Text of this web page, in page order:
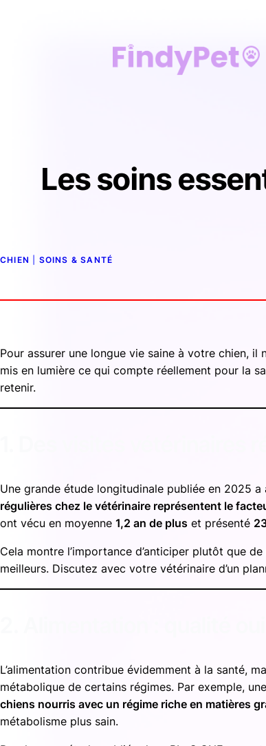
Les soins
CHIEN SOINS & SANTÉ
Pour assurer une longue vie saine à votre chien,
mis en lumière ce qui compte réellement pour la
retenir.
Une grande étude longitudinale publiée en 2025 a
régulières chez le vétérinaire représentent le
ont vécu en moyenne 1,2 an de plus et présenté
Cela montre l’importance d’anticiper plutôt que
meilleurs. Discutez avec votre vétérinaire d’un
L’alimentation contribue évidemment à la santé,
métabolique de certains régimes. Par exemple,
chiens nourris avec un régime riche en matières
métabolisme plus sain.